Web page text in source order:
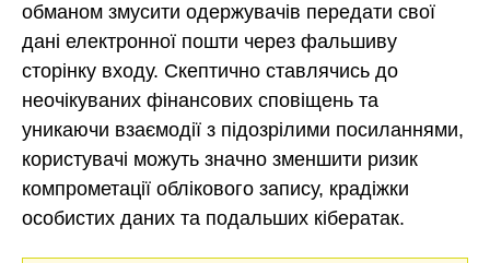
обманом змусити одержувачів передати свої
дані електронної пошти через фальшиву
сторінку входу. Скептично ставлячись до
неочікуваних фінансових сповіщень та
уникаючи взаємодії з підозрілими посиланнями,
користувачі можуть значно зменшити ризик
компрометації облікового запису, крадіжки
особистих даних та подальших кібератак.